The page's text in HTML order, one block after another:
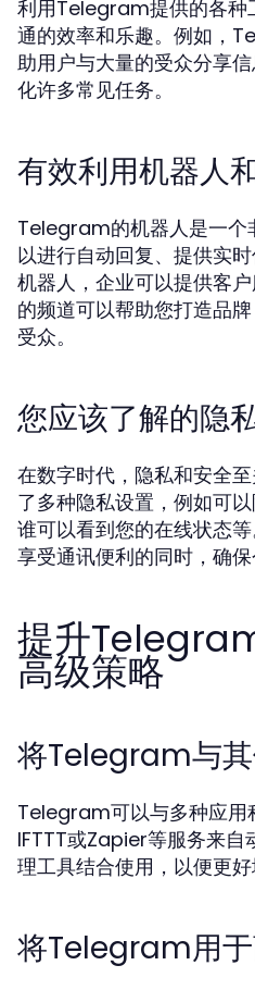
利用Telegram提供的各种
通的效率和乐趣。例如，
助用户与大量的受众分享
化许多常见任务。
有效利用机器人
Telegram的机器人是一个
以进行自动回复、提供实
机器人，企业可以提供客
的频道可以帮助您打造品
受众。
您应该了解的隐
在数字时代，隐私和安全
了多种隐私设置，例如可
谁可以看到您的在线状态
享受通讯便利的同时，确保
提升
高级策略
将Telegram与
Telegram可以与多种应用
IFTTT或Zapier等服务来自
理工具结合使用，以便更好
将Telegram用